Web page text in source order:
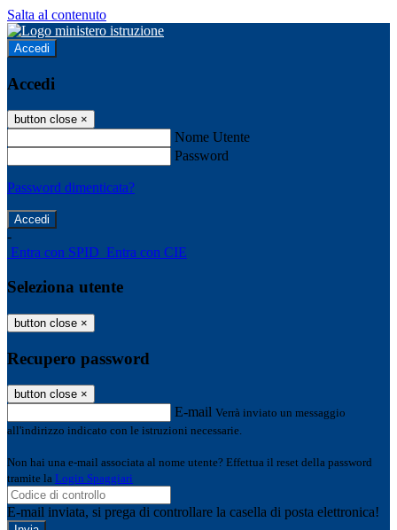
Salta al contenuto
Accedi
Accedi
button close ×
Nome Utente
Password
Password dimenticata?
-
Entra con SPID Entra con CIE
Seleziona utente
button close ×
Recupero password
button close ×
E-mail Verrà inviato un messaggio
all'indirizzo indicato con le istruzioni necessarie.
Non hai una e-mail associata al nome utente? Effettua il reset della password
tramite la Login Spaggiari
E-mail inviata, si prega di controllare la casella di posta elettronica!